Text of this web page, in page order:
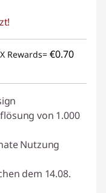
Rewards= €0.70
von 1.000
Nutzung
dem 14.08.